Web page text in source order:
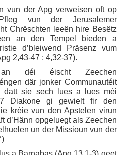
vun der Apg verweisen oft op
vun der Jerusalemer
Chrëschten leeën hire Besëtz
an den Tempel bieden a
d’bleiwend Präsenz vum
2,43-47 ; 4,32-37).
déi éischt Zeechen
där jonker Communautéit
datt sie sech lues a lues méi
Diakone gi gewielt fir den
kréie vun den Apstelen virun
d’Hänn opgeluegt als Zeechen
un der Missioun vun der